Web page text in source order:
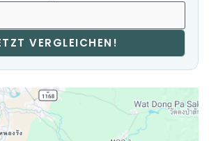
VERGLEICHEN!